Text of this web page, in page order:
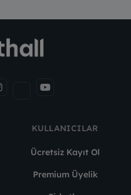
KULLANICILAR
Ücretsiz Kayıt Ol
Premium Üyelik